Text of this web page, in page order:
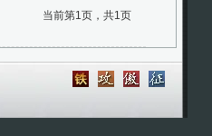
当前第1页，共1页